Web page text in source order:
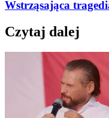
Wstrząsająca
Czytaj dalej